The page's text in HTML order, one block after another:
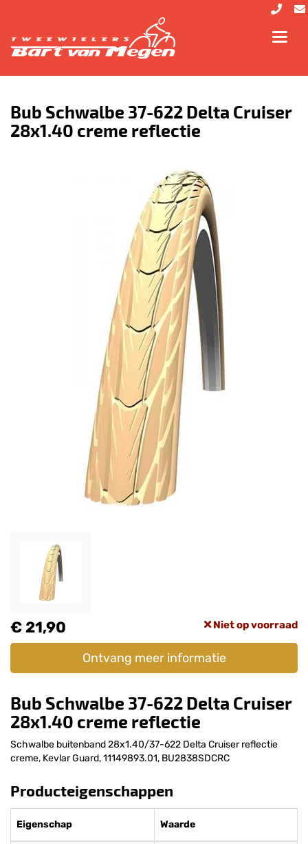
Bub Schwalbe 37-622 Delta Cruiser
28x1.40 creme reflectie
€ 21,90 Niet op voorraad
Ontvang meer informatie
Bub Schwalbe 37-622 Delta Cruiser
28x1.40 creme reflectie
Schwalbe buitenband 28x1.40/37-622 Delta Cruiser reflectie
creme, Kevlar Guard, 11149893.01, BU2838SDCRC
Producteigenschappen
Eigenschap Waarde